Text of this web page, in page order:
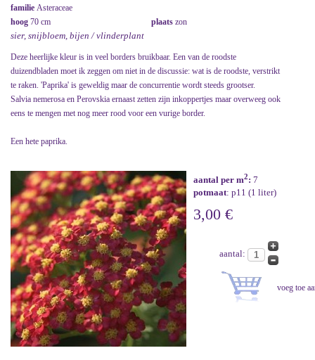
familie Asteraceae
hoog 70 cm plaats zon
sier, snijbloem, bijen / vlinderplant
Deze heerlijke kleur is in veel borders bruikbaar. Een van de roodste
duizendbladen moet ik zeggen om niet in de discussie: wat is de roodste, verstrikt
te raken. 'Paprika' is geweldig maar de concurrentie wordt steeds grootser.
Salvia nemerosa en Perovskia ernaast zetten zijn inkoppertjes maar overweeg ook
eens te mengen met nog meer rood voor een vurige border.
Een hete paprika.
aantal per m2: 7
potmaat: p11 (1 liter)
3,00 €
aantal: